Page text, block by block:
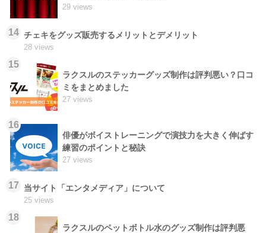
29 views
14 チェキをグッズ販売するメリットとデメリット
28 views
15
ラクスルのステッカーグッズ制作は評判悪い？口コ
ミをまとめました
27 views
16
俳優がボイストレーニングで演技力を大きく伸ばす
練習のポイントと秘訣
27 views
17 当サイト「エンタメディア」について
25 views
18
ラクスルのペットボトル水のグッズ制作は評判悪